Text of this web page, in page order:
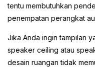
tentu membutuhkan
penempatan perangkat
Jika Anda ingin tampilan
speaker ceiling atau
desain ruangan tidak